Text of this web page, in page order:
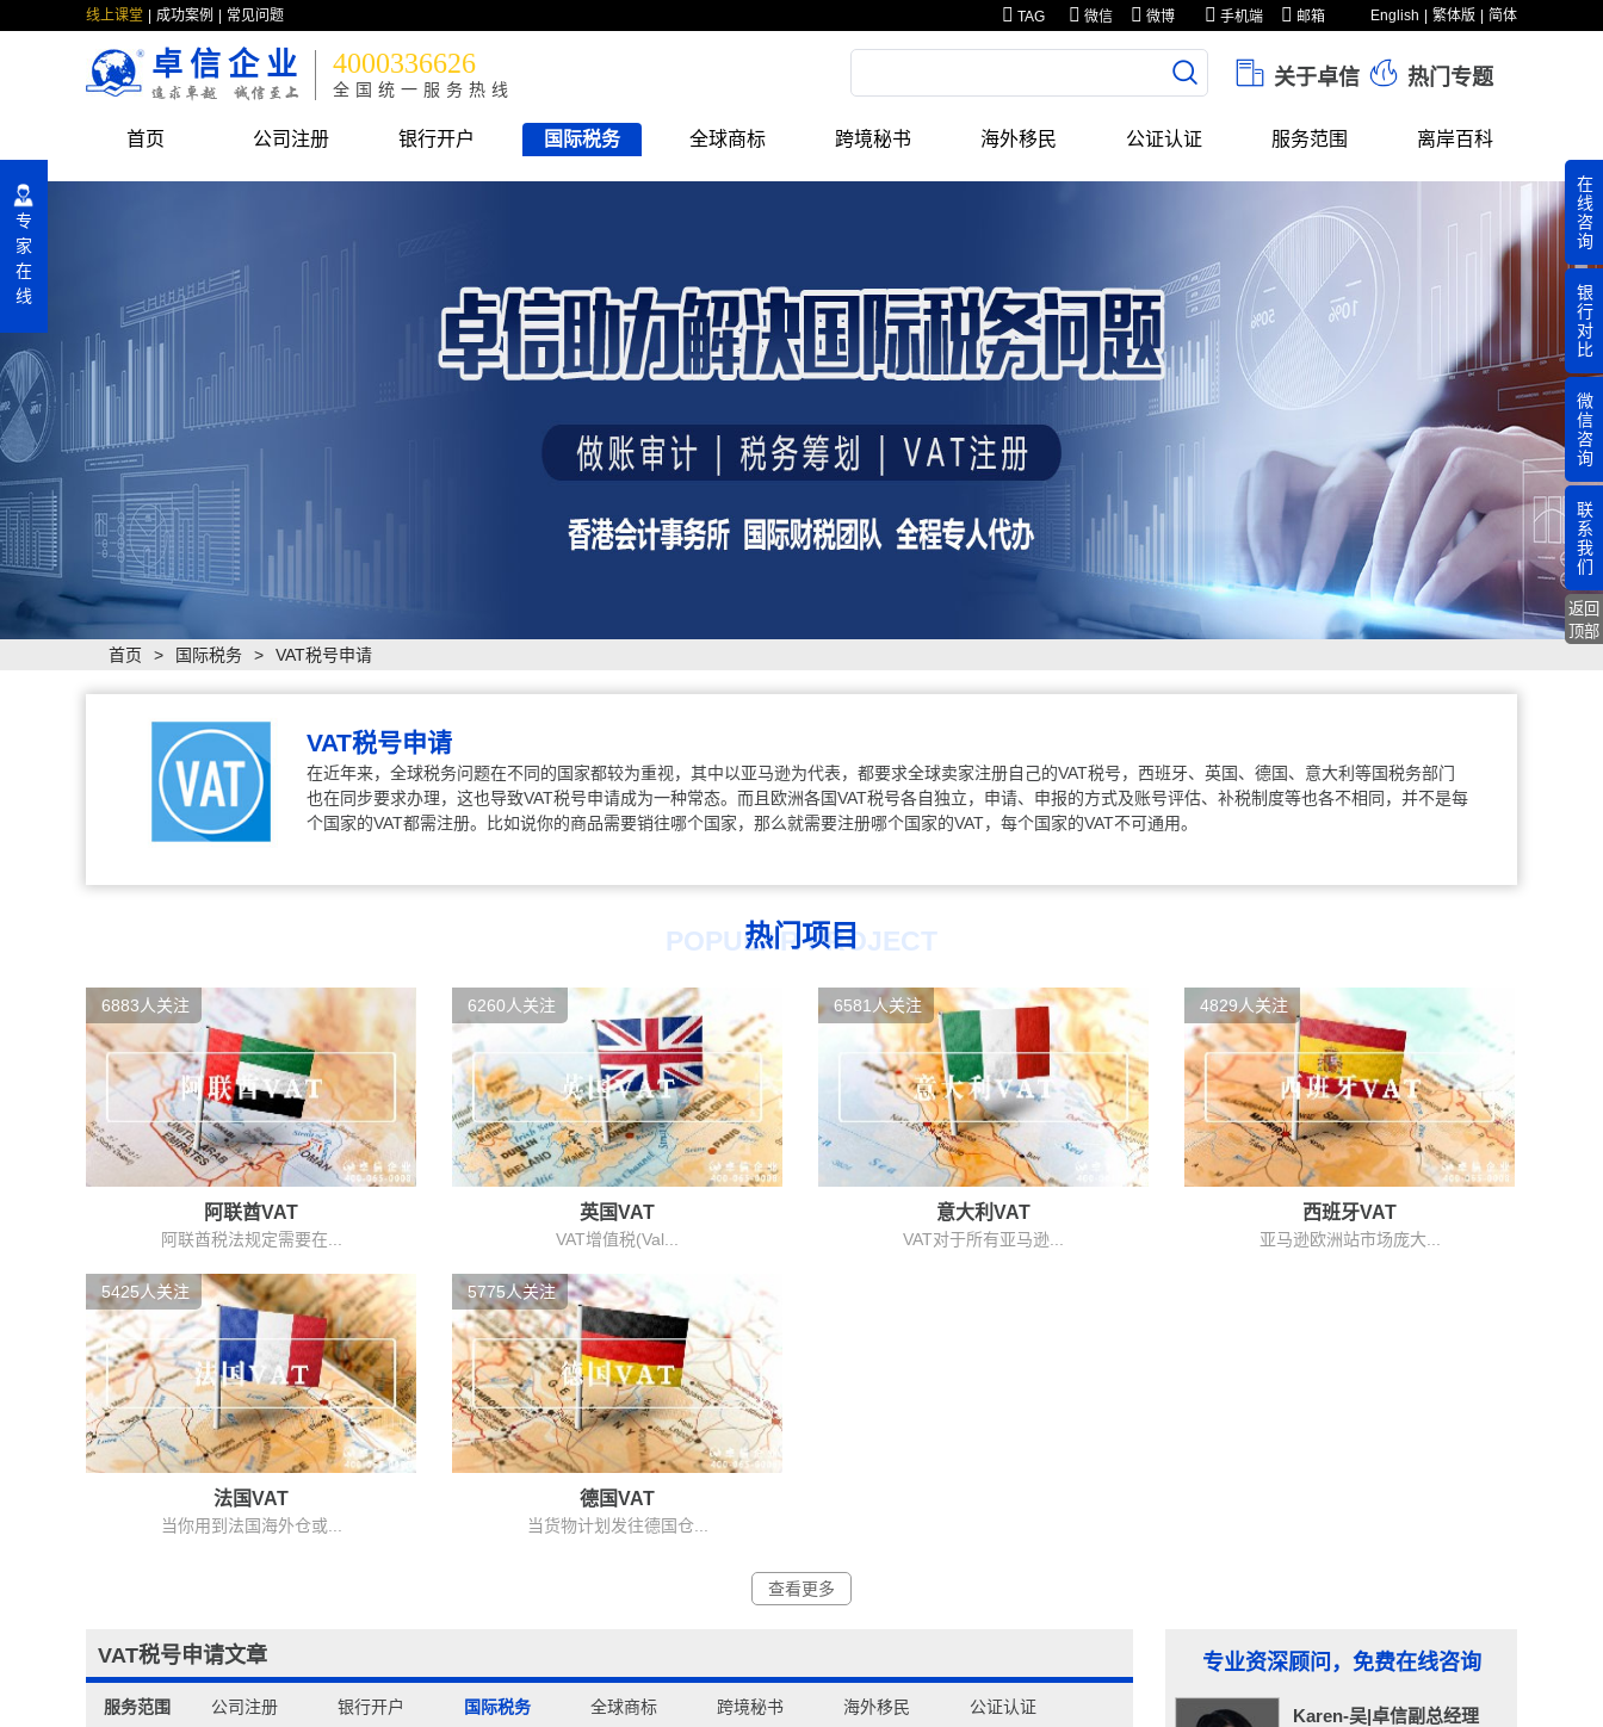
线上课堂 成功案例 常见问题 English 繁体版 简体
TAG 微信 微博 手机端 邮箱
卓信企业 4000336626
全国统一服务热线
关于卓信 热门专题
首页 公司注册 银行开户 国际税务 全球商标 跨境秘书 海外移民 公证认证 服务范围 离岸百科
首页 > 国际税务 > VAT税号申请
VAT税号申请
在近年来，全球税务问题在不同的国家都较为重视，其中以亚马逊为代表，都要求全球卖家注册自己的VAT税号，西班牙、英国、德国、意大利等国税务部门
也在同步要求办理，这也导致VAT税号申请成为一种常态。而且欧洲各国VAT税号各自独立，申请、申报的方式及账号评估、补税制度等也各不相同，并不是每
个国家的VAT都需注册。比如说你的商品需要销往哪个国家，那么就需要注册哪个国家的VAT，每个国家的VAT不可通用。
热门项目
POPULAR PROJECT
6883人关注
阿联酋VAT
阿联酋税法规定需要在...
6260人关注
英国VAT
VAT增值税(Val...
6581人关注
意大利VAT
VAT对于所有亚马逊...
4829人关注
西班牙VAT
亚马逊欧洲站市场庞大...
5425人关注
法国VAT
当你用到法国海外仓或...
5775人关注
德国VAT
当货物计划发往德国仓...
查看更多
VAT税号申请文章
服务范围 公司注册 银行开户 国际税务 全球商标 跨境秘书 海外移民 公证认证
专业资深顾问，免费在线咨询
Karen-吴|卓信副总经理
专
家
在
线
在
线
咨
询
银
行
对
比
微
信
咨
询
联
系
我
们
返回
顶部